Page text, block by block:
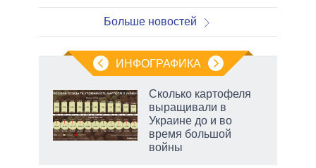
Больше новостей
ИНФОГРАФИКА
Сколько картофеля
выращивали в
Украине до и во
время большой
войны